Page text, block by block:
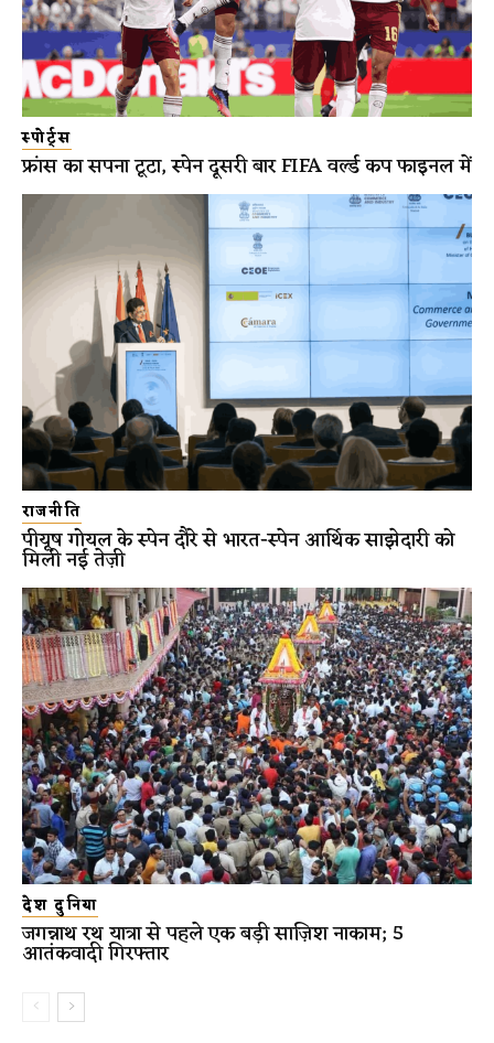
स्पोर्ट्स
फ्रांस का सपना टूटा, स्पेन दूसरी बार FIFA वर्ल्ड कप फाइनल में
राजनीति
पीयूष गोयल के स्पेन दौरे से भारत-स्पेन आर्थिक साझेदारी को
मिली नई तेज़ी
देश दुनिया
जगन्नाथ रथ यात्रा से पहले एक बड़ी साज़िश नाकाम; 5
आतंकवादी गिरफ्तार